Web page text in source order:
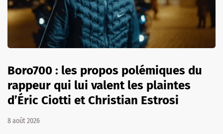
Boro700 : les propos polémiques du
rappeur qui lui valent les plaintes
d’Éric Ciotti et Christian Estrosi
8 août 2026